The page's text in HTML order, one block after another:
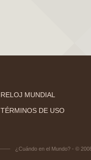
RELOJ MUNDIAL
TÉRMINOS DE USO
¿Cuándo en el Mundo? - ©